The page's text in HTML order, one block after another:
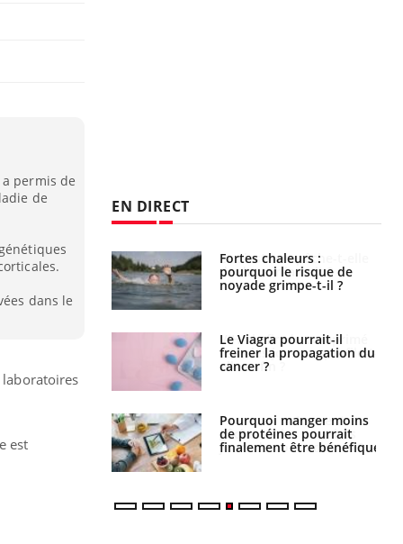
permis de
de
dans le
est
EN DIRECT
empêche-t-elle
la nuit ?
vacances ?
Fortes chaleurs :
pourquoi le risque de
noyade grimpe-t-il ?
Le Viagra pourrait-il
freiner la propagation du
cancer ?
Pourquoi manger moins
de protéines pourrait
finalement être bénéfique